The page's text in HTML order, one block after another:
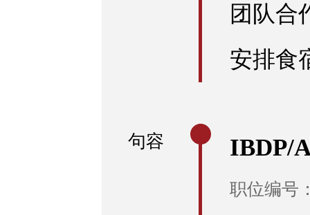
团队合
安排食
句容 IBDP/
职位编号